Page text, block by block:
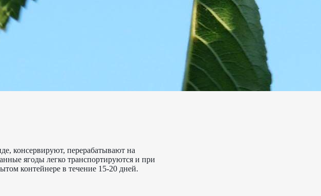
консервируют, перерабатывают на
ягоды легко транспортируются и при
контейнере в течение 15-20 дней.